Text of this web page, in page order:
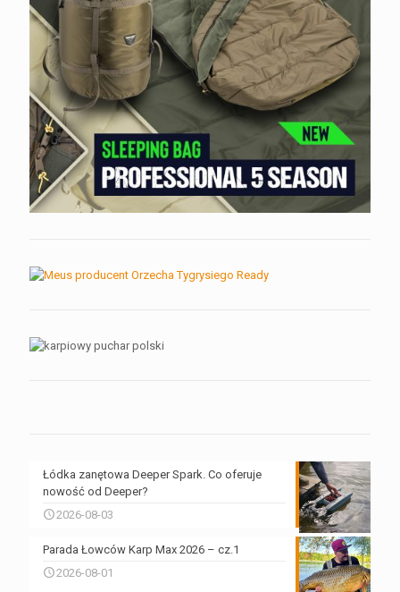
Łódka zanętowa Deeper Spark. Co oferuje
nowość od Deeper?
2026-08-03
Parada Łowców Karp Max 2026 – cz.1
2026-08-01